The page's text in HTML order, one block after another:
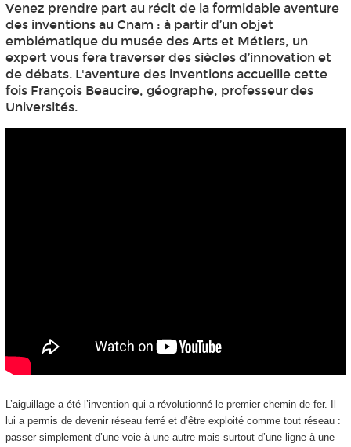
Venez prendre part au récit de la formidable aventure
des inventions au Cnam : à partir d’un objet
emblématique du musée des Arts et Métiers, un
expert vous fera traverser des siècles d’innovation et
de débats. L'aventure des inventions accueille cette
fois François Beaucire, géographe, professeur des
Universités.
L’aiguillage a été l’invention qui a révolutionné le premier chemin de fer. Il
lui a permis de devenir réseau ferré et d’être exploité comme tout réseau :
passer simplement d’une voie à une autre mais surtout d’une ligne à une